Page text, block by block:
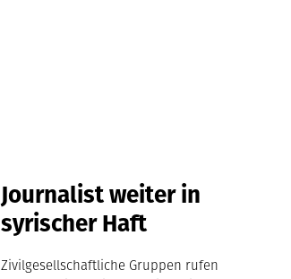
Journalist weiter in
syrischer Haft
Zivilgesellschaftliche Gruppen rufen